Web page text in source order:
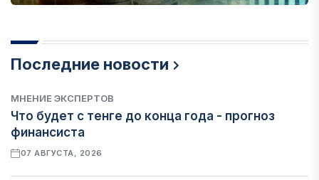
Последние новости
МНЕНИЕ ЭКСПЕРТОВ
Что будет с тенге до конца года - прогноз
финансиста
07 АВГУСТА, 2026